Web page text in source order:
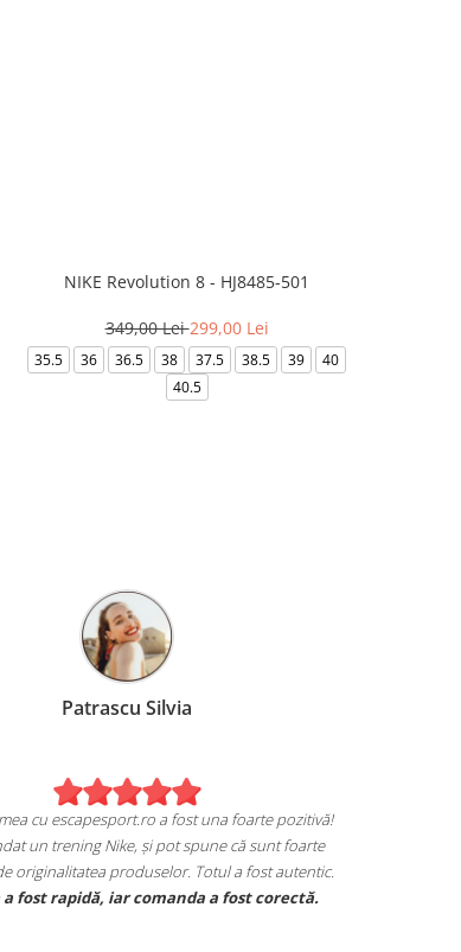
NIKE Revolution 8 - HJ8485-501
349,00 Lei299,00 Lei
35.5 36 36.5 38 37.5 38.5 39
40
40.5
Patrascu Silvia
cu escapesport.ro a fost una foarte pozitivă!
un trening Nike, și pot spune că sunt foarte
originalitatea produselor. Totul a fost autentic.
fost rapidă, iar comanda a fost corectă.